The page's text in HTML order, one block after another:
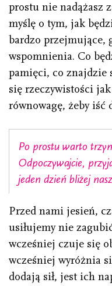
prostu nie nadążasz
myślę o tym, jak
bardzo przejmujące,
wspomnienia. Co
pamięci, co znajdzie
się rzeczywistości
równowagę, żeby iść
Po prostu warto
Odpoczywajcie,
jeden dzień bliżej
Przed nami jesień,
usiłujemy nie
wcześniej czuje się
wcześniej wyróżnia
dodają sił, jest ich